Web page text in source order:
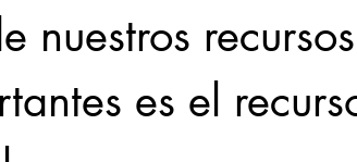
nuestros
es el